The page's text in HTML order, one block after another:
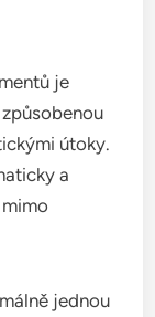
je
útoky.
a
jednou